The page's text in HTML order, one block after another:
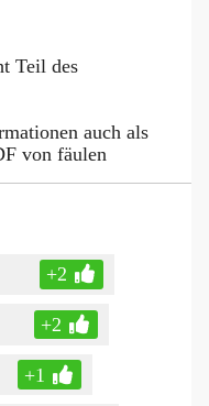
Teil des
auch als
von fäulen
+2
+2
+1